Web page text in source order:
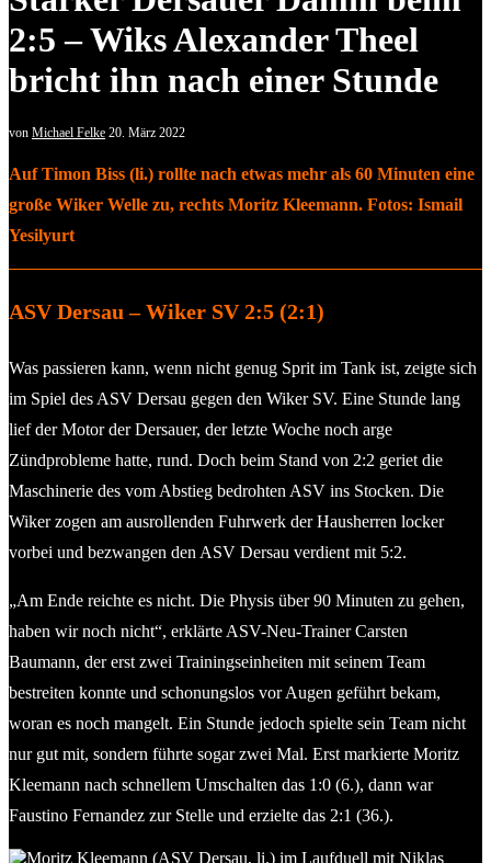
2:5 – Wiks Alexander Theel
bricht ihn nach einer Stunde
von Michael Felke 20. März 2022
Auf Timon Biss (li.) rollte nach etwas mehr als 60 Minuten eine
große Wiker Welle zu, rechts Moritz Kleemann. Fotos: Ismail
Yesilyurt
ASV Dersau – Wiker SV 2:5 (2:1)
Was passieren kann, wenn nicht genug Sprit im Tank ist, zeigte sich
im Spiel des ASV Dersau gegen den Wiker SV. Eine Stunde lang
lief der Motor der Dersauer, der letzte Woche noch arge
Zündprobleme hatte, rund. Doch beim Stand von 2:2 geriet die
Maschinerie des vom Abstieg bedrohten ASV ins Stocken. Die
Wiker zogen am ausrollenden Fuhrwerk der Hausherren locker
vorbei und bezwangen den ASV Dersau verdient mit 5:2.
„Am Ende reichte es nicht. Die Physis über 90 Minuten zu gehen,
haben wir noch nicht“, erklärte ASV-Neu-Trainer Carsten
Baumann, der erst zwei Trainingseinheiten mit seinem Team
bestreiten konnte und schonungslos vor Augen geführt bekam,
woran es noch mangelt. Ein Stunde jedoch spielte sein Team nicht
nur gut mit, sondern führte sogar zwei Mal. Erst markierte Moritz
Kleemann nach schnellem Umschalten das 1:0 (6.), dann war
Faustino Fernandez zur Stelle und erzielte das 2:1 (36.).